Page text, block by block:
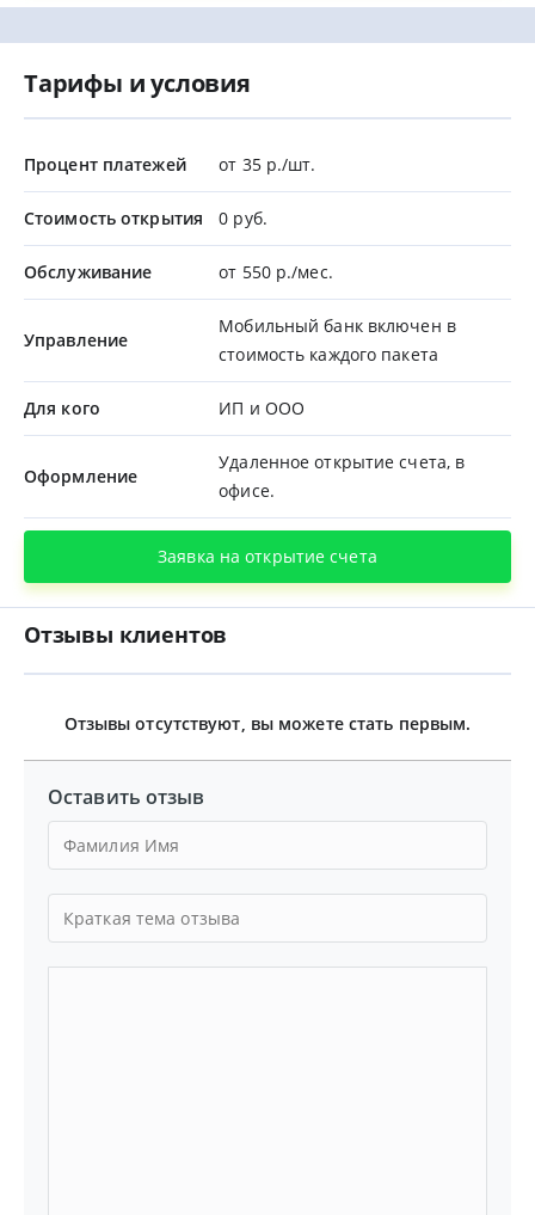
Тарифы и условия
Процент платежей от 35 р./шт.
Стоимость открытия 0 руб.
Обслуживание от 550 р./мес.
Управление
Мобильный банк включен в
стоимость каждого пакета
Для кого ИП и ООО
Оформление
Удаленное открытие счета, в
офисе.
Заявка на открытие счета
Отзывы клиентов
Отзывы отсутствуют, вы можете стать первым.
Оставить отзыв